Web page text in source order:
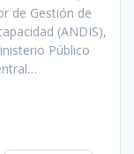
de Gestión de
(ANDIS),
Público